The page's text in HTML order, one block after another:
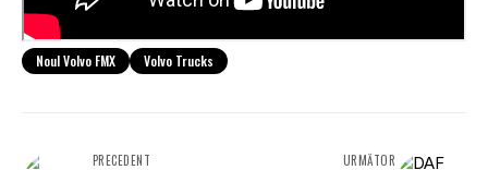
Noul Volvo FMX Volvo Trucks
PRECEDENT URMĂTOR